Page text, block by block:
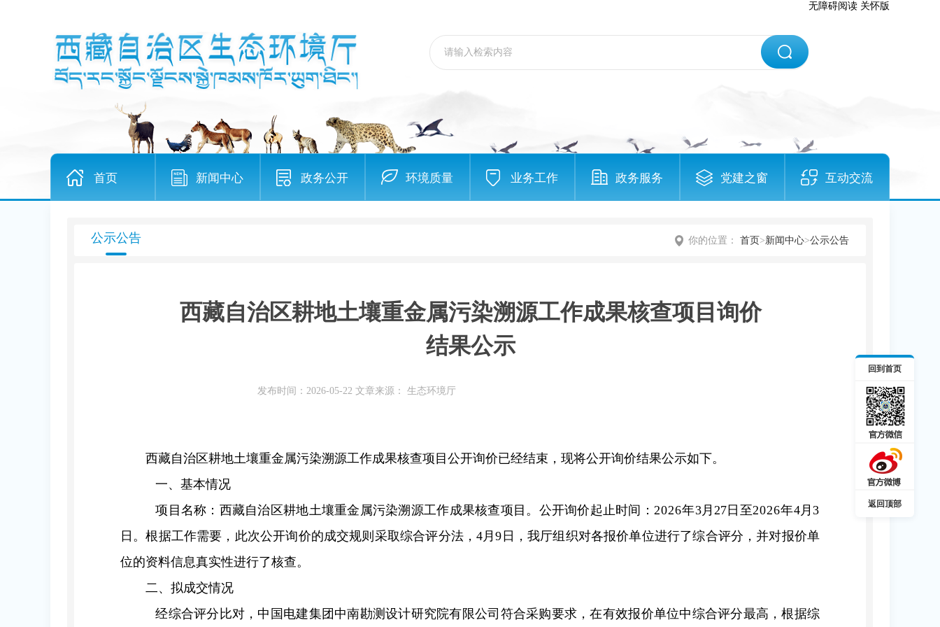
无障碍阅读 关怀版
首页 新闻中心 政务公开 环境质量 业务工作 政务服务 党建之窗 互动交流
回到首页
返回顶部
公示公告 你的位置： 首页>新闻中心>公示公告
西藏自治区耕地土壤重金属污染溯源工作成果核查项目询价
结果公示
发布时间：2026-05-22 文章来源： 生态环境厅
西藏自治区耕地土壤重金属污染溯源工作成果核查项目公开询价已经结束，现将公开询价结果公示如下。
一、 基本情况
项目名称：西藏自治区耕地土壤重金属污染溯源工作成果核查项目。公开询价起止时间： 2026年3月27 日至2026年4月3
日。根据工作需要，此次公开询价的成交规则采取综合评分法，4月9 日，我厅组织对各报价单位进行了综合评分，并对报价单
位的资料信息真实性进行了核查。
二、 拟成交情况
经综合评分比对， 中国电建集团中南勘测设计研究院有限公司 符合采购要求，在有效报价单位中综合评分最高，根据综